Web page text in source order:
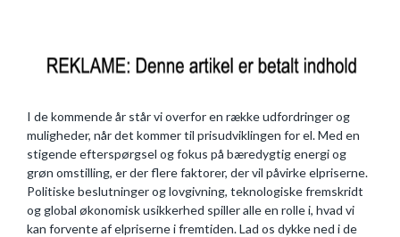
I de kommende år står vi overfor en række udfordringer og
muligheder, når det kommer til prisudviklingen for el. Med en
stigende efterspørgsel og fokus på bæredygtig energi og
grøn omstilling, er der flere faktorer, der vil påvirke elpriserne.
Politiske beslutninger og lovgivning, teknologiske fremskridt
og global økonomisk usikkerhed spiller alle en rolle i, hvad vi
kan forvente af elpriserne i fremtiden. Lad os dykke ned i de